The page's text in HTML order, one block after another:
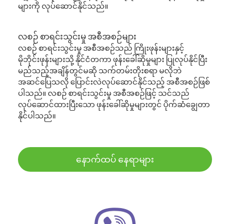
များကို လုပ်ဆောင်နိုင်သည်။
လစဉ် စာရင်းသွင်းမှု အစီအစဉ်များ
လစဉ် စာရင်းသွင်းမှု အစီအစဉ်သည် ကြိုးဖုန်းများနှင့်
မိုဘိုင်းဖုန်းများသို့ နိုင်ငံတကာ ဖုန်းခေါ်ဆိုမှုများ ပြုလုပ်နိုင်ပြီး
မည်သည့်အချိန်တွင်မဆို သက်တမ်းတိုးစရာ မလိုဘဲ
အဆင်ပြေသလို ပြောင်းလဲလုပ်ဆောင်နိုင်သည့် အစီအစဉ်ဖြစ်
ပါသည်။ လစဉ် စာရင်းသွင်းမှု အစီအစဉ်ဖြင့် သင်သည်
လုပ်ဆောင်ထားပြီးသော ဖုန်းခေါ်ဆိုမှုများတွင် ပိုက်ဆံချွေတာ
နိုင်ပါသည်။
နောက်ထပ် နေရာများ